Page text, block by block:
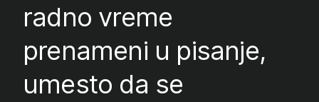
radno vreme
prenameni u pisanje,
umesto da se